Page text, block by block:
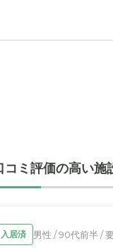
ハーヴェスト高宮
スタッフの方々の
外観・内装・居室
全体的にきれいな
介護医療サービス
詳しいところは専
コミ評価の高い施
入居済 男性 / 90代前半 /